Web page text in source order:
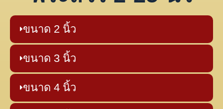
ขนาด 2 นิ้ว
ขนาด 3 นิ้ว
ขนาด 4 นิ้ว